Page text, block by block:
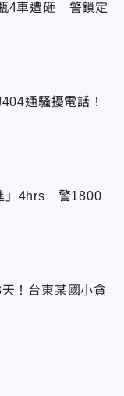
4車遭砸 警鎖定
通騷擾電話！
」4hrs 警1800
！台東某國小貪